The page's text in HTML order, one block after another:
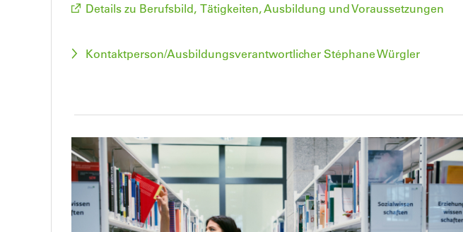
Details zu Berufsbild, Tätigkeiten, Ausbildung und Voraussetzungen
Kontaktperson/Ausbildungsverantwortlicher Stéphane Würgler